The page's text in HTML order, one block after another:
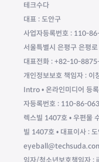
테크수다
대표 : 도안구
사업자등록번호 : 110-
서울특별시 은평구 은평
대표전화 : +82-10-
개인정보보호 책임자 : 이
Intro • 온라인미디어 등
자등록번호 : 110-86-
렉스빌 1407호 • 우편물
빌 1407호 • 대표이사 :
eyeball@techsuda.com
임자/청소년보호책임자